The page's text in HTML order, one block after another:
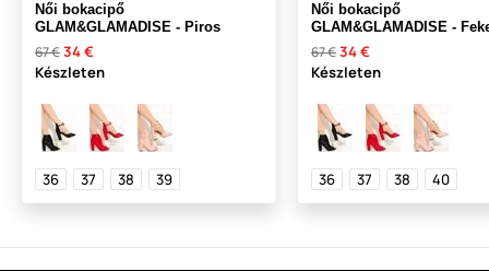
Női bokacipő
GLAM&GLAMADISE - Piros
67 €34 €
Készleten
36 37 38 39
Női bokacipő
GLAM&GLAMADISE -
67 €34 €
Készleten
36 37 38 40